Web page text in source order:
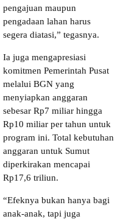
pengajuan maupun
pengadaan lahan harus
segera diatasi,” tegasnya.
Ia juga mengapresiasi
komitmen Pemerintah Pusat
melalui BGN yang
menyiapkan anggaran
sebesar Rp7 miliar hingga
Rp10 miliar per tahun untuk
program ini. Total kebutuhan
anggaran untuk Sumut
diperkirakan mencapai
Rp17,6 triliun.
“Efeknya bukan hanya bagi
anak-anak, tapi juga